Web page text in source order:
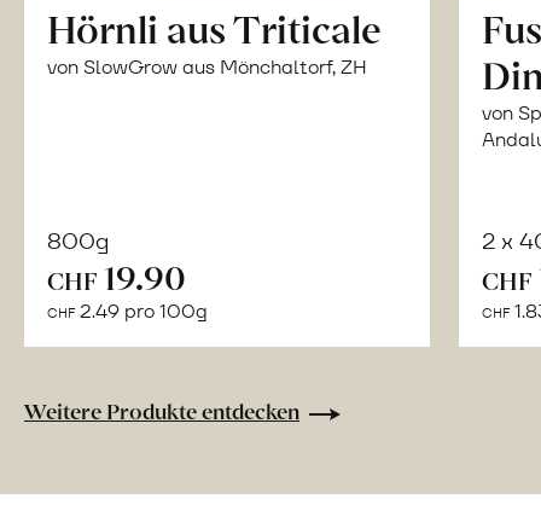
Hörnli aus Triticale
von SlowGrow aus Mönchaltorf, ZH
800g
CHF 19.90
CHF 2.49 pro 100g
von
2 x
CHF
CHF
Weitere Produkte entdecken